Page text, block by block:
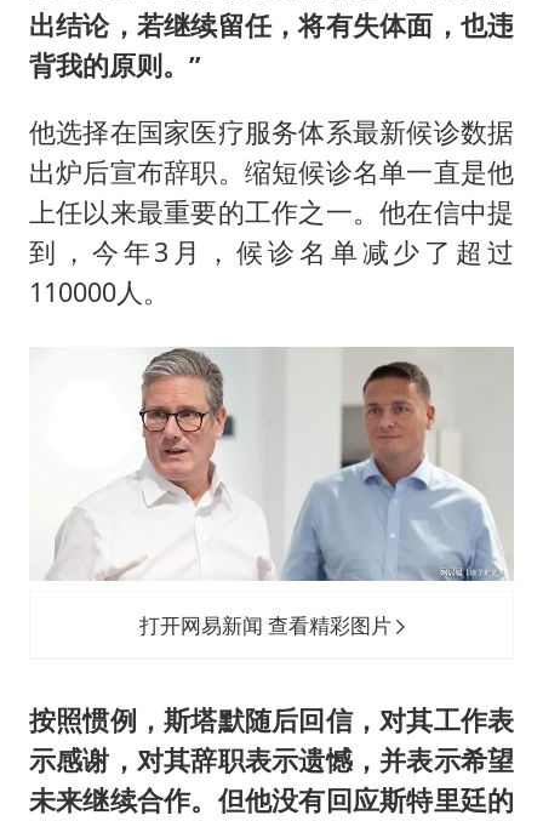
出结论，若继续留任，将有失体面，也违
背我的原则。”
他选择在国家医疗服务体系最新候诊数据
出炉后宣布辞职。缩短候诊名单一直是他
上任以来最重要的工作之一。他在信中提
到，今年3月，候诊名单减少了超过
110000人。
打开网易新闻 查看精彩图片
按照惯例，斯塔默随后回信，对其工作表
示感谢，对其辞职表示遗憾，并表示希望
未来继续合作。但他没有回应斯特里廷的